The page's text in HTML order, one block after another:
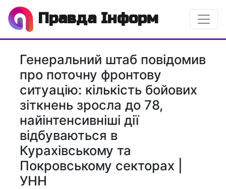
Правда Інформ
Генеральний штаб повідомив
про поточну фронтову
ситуацію: кількість бойових
зіткнень зросла до 78,
найінтенсивніші дії
відбуваються в
Курахівському та
Покровському секторах |
УНН